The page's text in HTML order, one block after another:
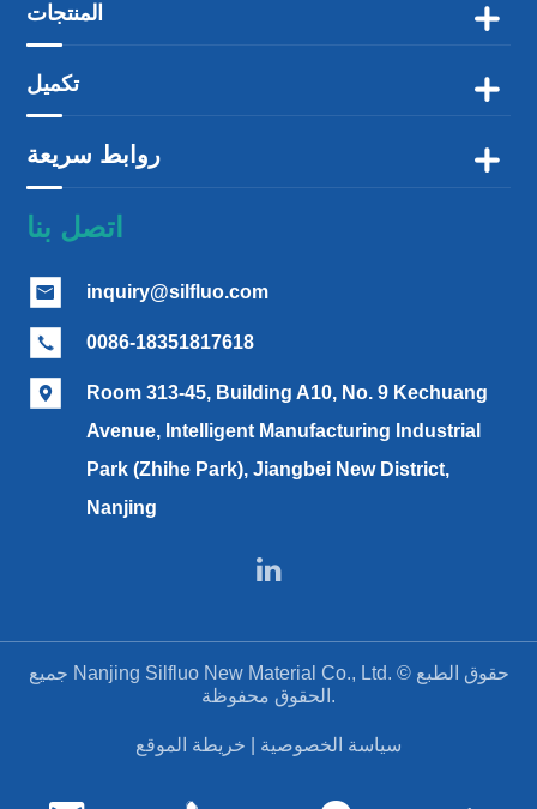
المنتجات 
تكميل 
روابط سريعة 
اتصل بنا
 inquiry@silfluo.com
 0086-18351817618

Room 313-45, Building A10, No. 9 Kechuang
Avenue, Intelligent Manufacturing Industrial
Park (Zhihe Park), Jiangbei New District,
Nanjing

حقوق الطبع © Nanjing Silfluo New Material Co., Ltd. جميع
الحقوق محفوظة.
خريطة الموقع سياسة الخصوصية